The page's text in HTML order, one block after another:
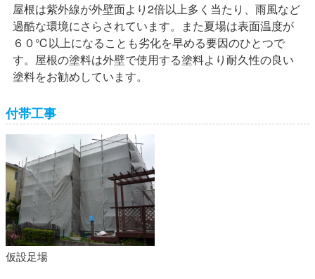
屋根は紫外線が外壁面より2倍以上多く当たり、雨風など
過酷な環境にさらされています。また夏場は表面温度が
６０℃以上になることも劣化を早める要因のひとつで
す。屋根の塗料は外壁で使用する塗料より耐久性の良い
塗料をお勧めしています。
付帯工事
仮設足場